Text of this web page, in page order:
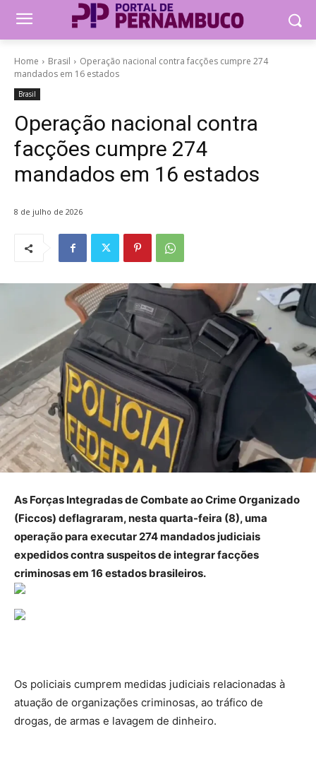
Home Brasil
Operação nacional contra facções cumpre 274
mandados em 16 estados
Brasil
Operação nacional contra
facções cumpre 274
mandados em 16 estados
8 de julho de 2026
As Forças Integradas de Combate ao Crime Organizado
(Ficcos) deflagraram, nesta quarta-feira (8), uma
operação para executar 274 mandados judiciais
expedidos contra suspeitos de integrar facções
criminosas em 16 estados brasileiros.
Os policiais cumprem medidas judiciais relacionadas à
atuação de organizações criminosas, ao tráfico de
drogas, de armas e lavagem de dinheiro.